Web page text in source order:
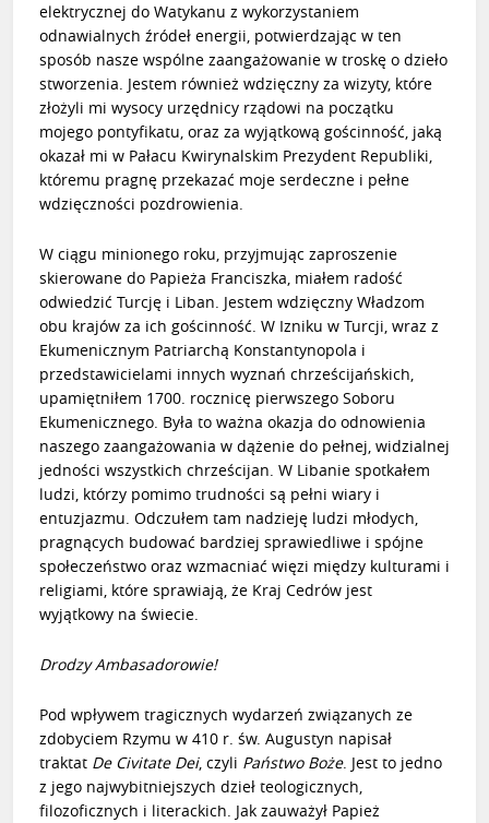
elektrycznej do Watykanu z wykorzystaniem
odnawialnych źródeł energii, potwierdzając w ten
sposób nasze wspólne zaangażowanie w troskę o dzieło
stworzenia. Jestem również wdzięczny za wizyty, które
złożyli mi wysocy urzędnicy rządowi na początku
mojego pontyfikatu, oraz za wyjątkową gościnność, jaką
okazał mi w Pałacu Kwirynalskim Prezydent Republiki,
któremu pragnę przekazać moje serdeczne i pełne
wdzięczności pozdrowienia.
W ciągu minionego roku, przyjmując zaproszenie
skierowane do Papieża Franciszka, miałem radość
odwiedzić Turcję i Liban. Jestem wdzięczny Władzom
obu krajów za ich gościnność. W Izniku w Turcji, wraz z
Ekumenicznym Patriarchą Konstantynopola i
przedstawicielami innych wyznań chrześcijańskich,
upamiętniłem 1700. rocznicę pierwszego Soboru
Ekumenicznego. Była to ważna okazja do odnowienia
naszego zaangażowania w dążenie do pełnej, widzialnej
jedności wszystkich chrześcijan. W Libanie spotkałem
ludzi, którzy pomimo trudności są pełni wiary i
entuzjazmu. Odczułem tam nadzieję ludzi młodych,
pragnących budować bardziej sprawiedliwe i spójne
społeczeństwo oraz wzmacniać więzi między kulturami i
religiami, które sprawiają, że Kraj Cedrów jest
wyjątkowy na świecie.
Drodzy Ambasadorowie!
Pod wpływem tragicznych wydarzeń związanych ze
zdobyciem Rzymu w 410 r. św. Augustyn napisał
traktat De Civitate Dei, czyli Państwo Boże. Jest to jedno
z jego najwybitniejszych dzieł teologicznych,
filozoficznych i literackich. Jak zauważył Papież